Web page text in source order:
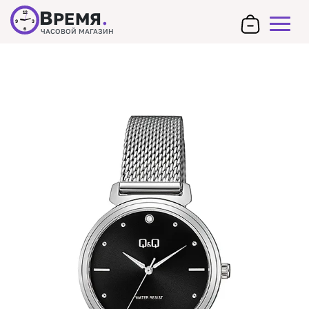
12
3
6
9 ВРЕМЯ.
ЧАСОВОЙ МАГАЗИН